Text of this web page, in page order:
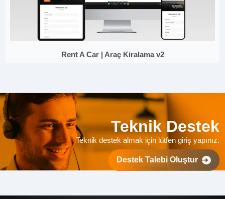
Rent A Car | Araç Kiralama v2
Teknik Destek
Teknik destek almak için lütfen giriş yapınız.
Destek Talebi Oluştur